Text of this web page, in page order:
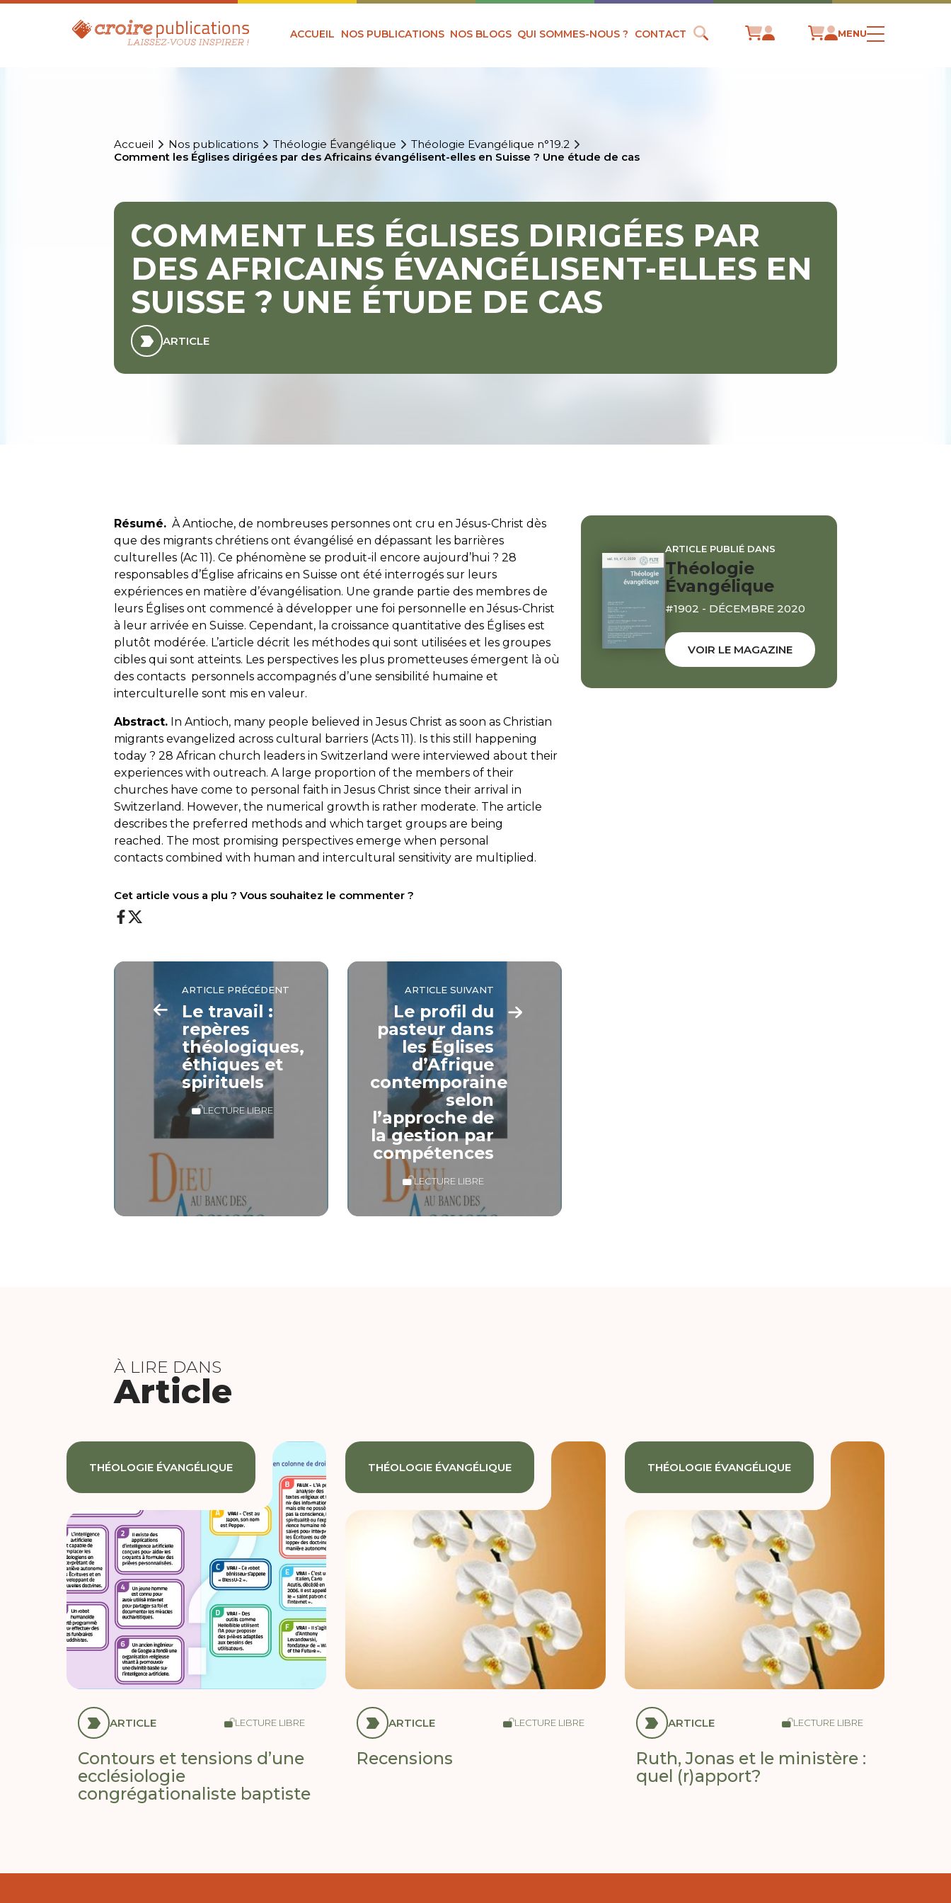
ACCUEIL NOS PUBLICATIONS NOS BLOGS QUI SOMMES-NOUS ? CONTACT MENU
Accueil Nos publications Théologie Évangélique
Théologie Evangélique n°19.2
Comment les Églises dirigées par des Africains évangélisent-elles en Suisse ? Une étude de cas
COMMENT LES ÉGLISES DIRIGÉES PAR
DES AFRICAINS ÉVANGÉLISENT-ELLES EN
SUISSE ? UNE ÉTUDE DE CAS
ARTICLE
Résumé. À Antioche, de nombreuses personnes ont cru en Jésus-Christ dès
que des migrants chrétiens ont évangélisé en dépassant les barrières
culturelles (Ac 11). Ce phénomène se produit-il encore aujourd’hui ? 28
responsables d’Église africains en Suisse ont été interrogés sur leurs
expériences en matière d’évangélisation. Une grande partie des membres de
leurs Églises ont commencé à développer une foi personnelle en Jésus-Christ
à leur arrivée en Suisse. Cependant, la croissance quantitative des Églises est
plutôt modérée. L’article décrit les méthodes qui sont utilisées et les groupes
cibles qui sont atteints. Les perspectives les plus prometteuses émergent là où
des contacts personnels accompagnés d’une sensibilité humaine et
interculturelle sont mis en valeur.
Abstract. In Antioch, many people believed in Jesus Christ as soon as Christian
migrants evangelized across cultural barriers (Acts 11). Is this still happening
today ? 28 African church leaders in Switzerland were interviewed about their
experiences with outreach. A large proportion of the members of their
churches have come to personal faith in Jesus Christ since their arrival in
Switzerland. However, the numerical growth is rather moderate. The article
describes the preferred methods and which target groups are being
reached. The most promising perspectives emerge when personal
contacts combined with human and intercultural sensitivity are multiplied.
Cet article vous a plu ? Vous souhaitez le commenter ?
ARTICLE PRÉCÉDENT
Le travail :
repères
théologiques,
éthiques et
spirituels
LECTURE LIBRE
ARTICLE SUIVANT
Le profil du
pasteur dans
les Églises
d’Afrique
contemporaine
selon
l’approche de
la gestion par
compétences
LECTURE LIBRE
ARTICLE PUBLIÉ DANS
Théologie
Évangélique
#1902 - DÉCEMBRE 2020
VOIR LE MAGAZINE
À LIRE DANS
Article
THÉOLOGIE ÉVANGÉLIQUE
ARTICLE LECTURE LIBRE
Contours et tensions d’une
ecclésiologie
congrégationaliste baptiste
THÉOLOGIE ÉVANGÉLIQUE
ARTICLE LECTURE LIBRE
Recensions
THÉOLOGIE ÉVANGÉLIQUE
ARTICLE LECTURE LIBRE
Ruth, Jonas et le ministère :
quel (r)apport?